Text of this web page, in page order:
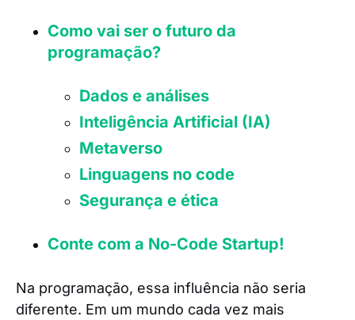
Como vai ser o futuro da
programação?
Dados e análises
Inteligência Artificial (IA)
Metaverso
Linguagens no code
Segurança e ética
Conte com a No-Code Startup!
Na programação, essa influência não seria
diferente. Em um mundo cada vez mais